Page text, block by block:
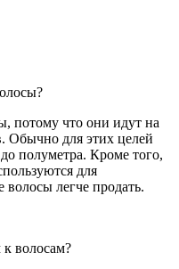
потому что они идут на
Обычно для этих целей
полуметра. Кроме того,
для
легче продать.
волосам?